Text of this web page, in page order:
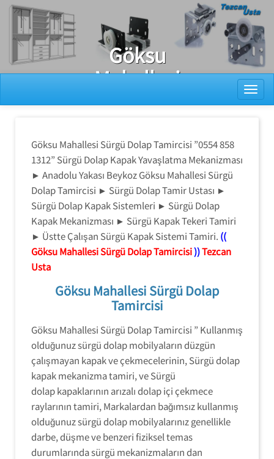
Ray Dolap Tamiri
Göksu
Mahallesi
Sürgü Dolap
Göksu Mahallesi Sürgü Dolap Tamircisi ”0554 858
1312” Sürgü Dolap Kapak Yavaşlatma Mekanizması
► Anadolu Yakası Beykoz Göksu Mahallesi Sürgü
Dolap Tamircisi ► Sürgü Dolap Tamir Ustası ►
Sürgü Dolap Kapak Sistemleri ► Sürgü Dolap
Kapak Mekanizması ► Sürgü Kapak Tekeri Tamiri
► Üstte Çalışan Sürgü Kapak Sistemi Tamiri. ((
Göksu Mahallesi Sürgü Dolap Tamircisi))Tezcan
Usta
Göksu Mahallesi Sürgü Dolap
Tamircisi
Göksu Mahallesi Sürgü Dolap Tamircisi ” Kullanmış
olduğunuz sürgü dolap mobilyaların düzgün
çalışmayan kapak ve çekmecelerinin, Sürgü dolap
kapak mekanizma tamiri, ve Sürgü
dolap kapaklarının arızalı dolap içi çekmece
raylarının tamiri, Markalardan bağımsız kullanmış
olduğunuz sürgü dolap mobilyalarınız genellikle
darbe, düşme ve benzeri fiziksel temas
durumlarında sürgü mekanizmaların dan